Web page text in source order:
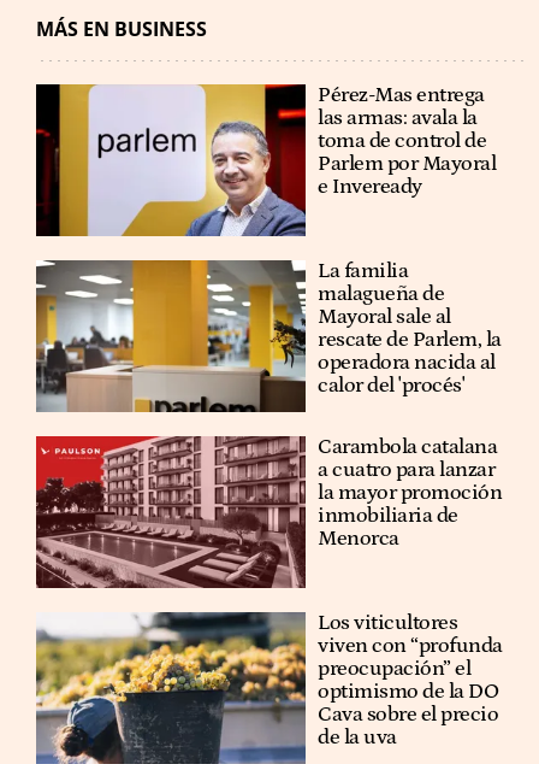
MÁS EN BUSINESS
Pérez-Mas entrega
las armas: avala la
toma de control de
Parlem por Mayoral
e Inveready
La familia
malagueña de
Mayoral sale al
rescate de Parlem, la
operadora nacida al
calor del 'procés'
Carambola catalana
a cuatro para lanzar
la mayor promoción
inmobiliaria de
Menorca
Los viticultores
viven con “profunda
preocupación” el
optimismo de la DO
Cava sobre el precio
de la uva